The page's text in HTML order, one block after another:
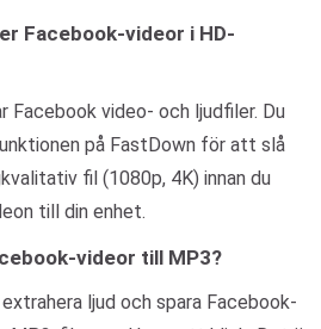
Facebook-videor i HD-
Facebook video- och ljudfiler. Du
på FastDown för att slå
fil (1080p, 4K) innan du
till din enhet.
videor till MP3?
ljud och spara Facebook-